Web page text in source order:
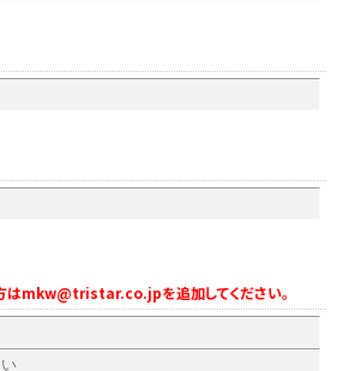
はmkw@tristar.co.jpを追加してください。